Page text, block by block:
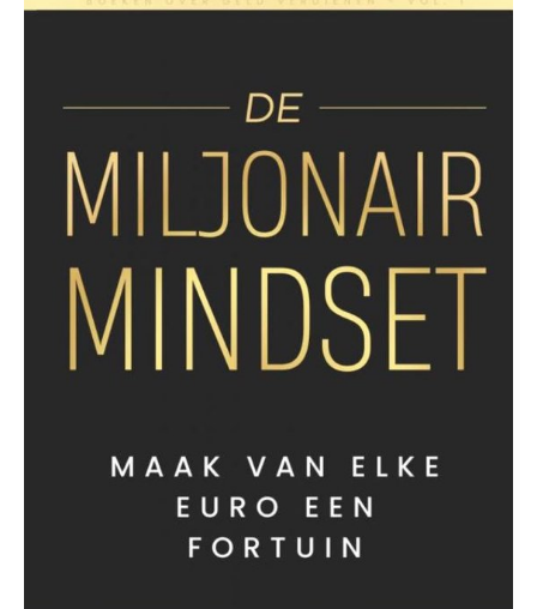
Boeken over Geld
Verdienen - Vol. 1 - De
Miljonair Mindset